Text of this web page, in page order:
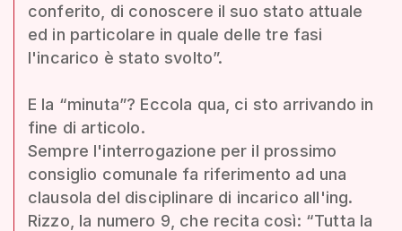
conferito, di conoscere il suo stato attuale
ed in particolare in quale delle tre fasi
l'incarico è stato svolto”.
E la “minuta”? Eccola qua, ci sto arrivando in
fine di articolo.
Sempre l'interrogazione per il prossimo
consiglio comunale fa riferimento ad una
clausola del disciplinare di incarico all'ing.
Rizzo, la numero 9, che recita così: “Tutta la